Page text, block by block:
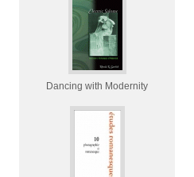
Dancing with Modernity